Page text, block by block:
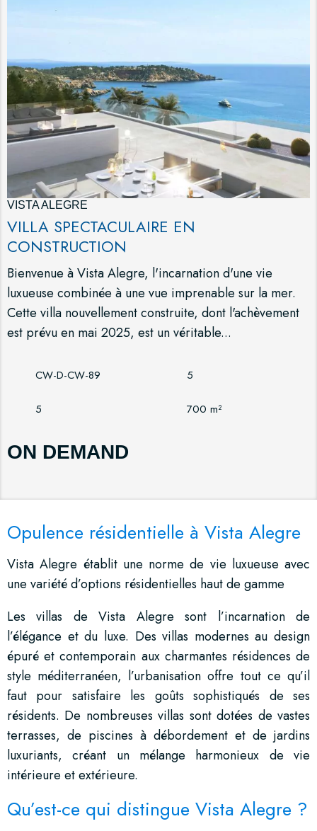
VISTA ALEGRE
VILLA SPECTACULAIRE EN
CONSTRUCTION
Bienvenue à Vista Alegre, l'incarnation d'une vie
luxueuse combinée à une vue imprenable sur la mer.
Cette villa nouvellement construite, dont l'achèvement
est prévu en mai 2025, est un véritable...
CW-D-CW-89 5
5 700 m²
ON DEMAND
Opulence résidentielle à Vista Alegre
Vista Alegre établit une norme de vie luxueuse avec
une variété d’options résidentielles haut de gamme
Les villas de Vista Alegre sont l’incarnation de
l’élégance et du luxe. Des villas modernes au design
épuré et contemporain aux charmantes résidences de
style méditerranéen, l’urbanisation offre tout ce qu’il
faut pour satisfaire les goûts sophistiqués de ses
résidents. De nombreuses villas sont dotées de vastes
terrasses, de piscines à débordement et de jardins
luxuriants, créant un mélange harmonieux de vie
intérieure et extérieure.
Qu’est-ce qui distingue Vista Alegre ?